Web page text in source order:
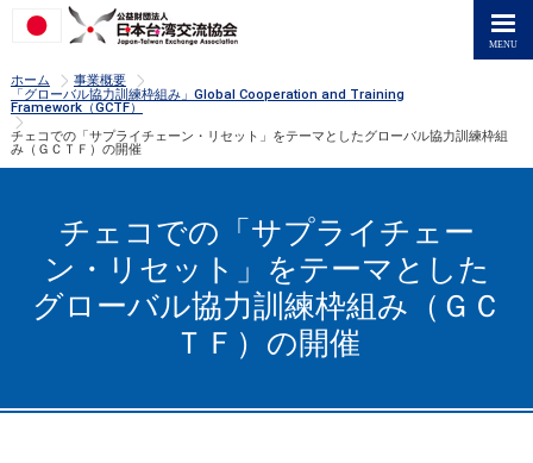
ホーム >
事業概要
「グローバル協力訓練枠組み」Global Cooperation and Training
Framework（GCTF）
チェコでの「サプライチェーン・リセット」をテーマとしたグローバル協力訓練枠組
み（ＧＣＴＦ）の開催
チェコでの「サプライチェー
ン・リセット」をテーマとした
グローバル協力訓練枠組み（ＧＣ
ＴＦ）の開催